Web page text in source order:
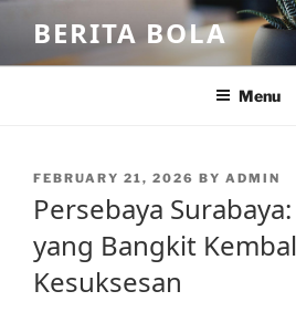
content
BERITA BOLA
Menu
POSTED
FEBRUARY 21, 2026 BY ADMIN
Persebaya
yang Bangkit
Kesuksesan